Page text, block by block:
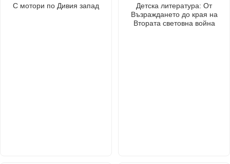
С мотори по Дивия запад
Детска литература: От
Възраждането до края на
Втората световна война